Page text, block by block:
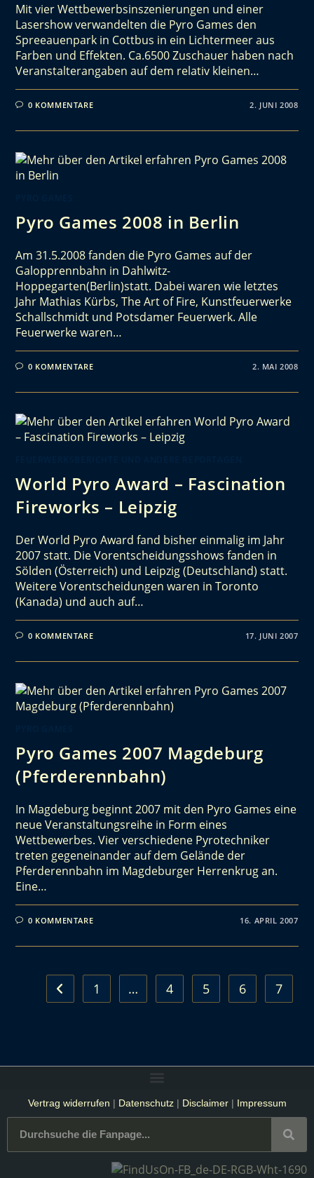
Mit vier Wettbewerbsinszenierungen und einer
Lasershow verwandelten die Pyro Games den
Spreeauenpark in Cottbus in ein Lichtermeer aus
Farben und Effekten. Ca.6500 Zuschauer haben nach
Veranstalterangaben auf dem relativ kleinen…
0 KOMMENTARE 2. JUNI 2008
Pyro Games 2008 in Berlin
Am 31.5.2008 fanden die Pyro Games auf der
Galopprennbahn in Dahlwitz-
Hoppegarten(Berlin)statt. Dabei waren wie letztes
Jahr Mathias Kürbs, The Art of Fire, Kunstfeuerwerke
Schallschmidt und Potsdamer Feuerwerk. Alle
Feuerwerke waren…
0 KOMMENTARE 2. MAI 2008
World Pyro Award – Fascination
Fireworks – Leipzig
Der World Pyro Award fand bisher einmalig im Jahr
2007 statt. Die Vorentscheidungsshows fanden in
Sölden (Österreich) und Leipzig (Deutschland) statt.
Weitere Vorentscheidungen waren in Toronto
(Kanada) und auch auf…
0 KOMMENTARE 17. JUNI 2007
Pyro Games 2007 Magdeburg
(Pferderennbahn)
In Magdeburg beginnt 2007 mit den Pyro Games eine
neue Veranstaltungsreihe in Form eines
Wettbewerbes. Vier verschiedene Pyrotechniker
treten gegeneinander auf dem Gelände der
Pferderennbahn im Magdeburger Herrenkrug an.
Eine…
0 KOMMENTARE 16. APRIL 2007
1 … 4 5 6 7
Vertrag widerrufen | Datenschutz| Disclaimer| Impressum